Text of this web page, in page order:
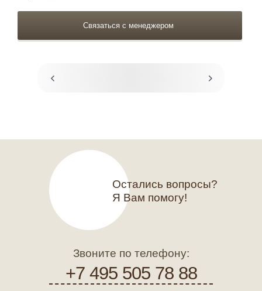
Связаться с менеджером
Остались вопросы?
Я Вам помогу!
Звоните по телефону:
+7 495 505 78 88